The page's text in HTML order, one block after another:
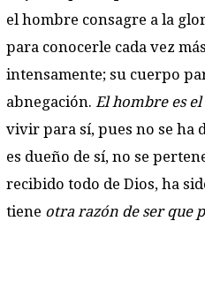
el hombre consagre a la
para conocerle cada vez
intensamente; su cuerpo
abnegación. El hombre es
vivir para sí, pues no se ha
es dueño de sí, no se
recibido todo de Dios, ha
tiene otra razón de ser que